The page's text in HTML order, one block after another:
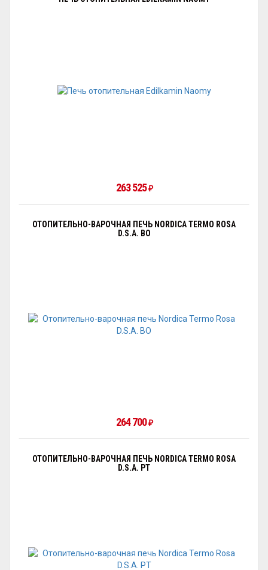
263 525 ₽
ОТОПИТЕЛЬНО-ВАРОЧНАЯ ПЕЧЬ NORDICA TERMO ROSA
D.S.A. BO
264 700 ₽
ОТОПИТЕЛЬНО-ВАРОЧНАЯ ПЕЧЬ NORDICA TERMO ROSA
D.S.A. PT